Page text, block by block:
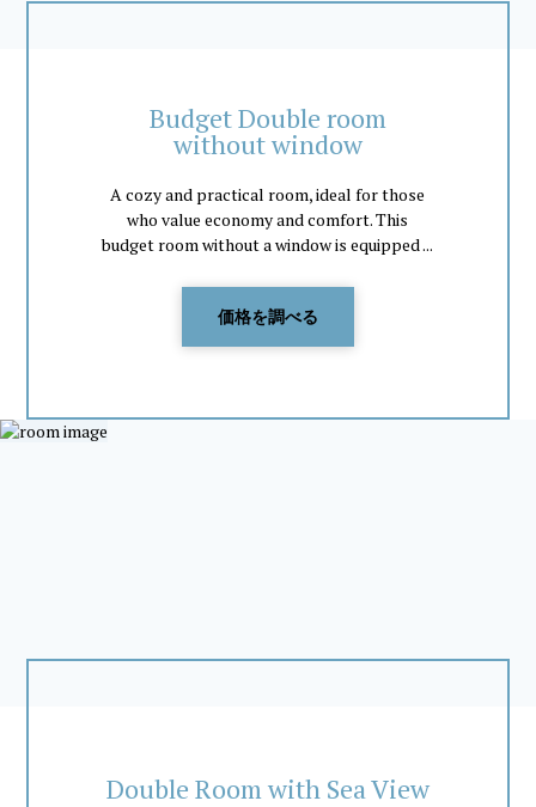
Budget Double room
without window
A cozy and practical room, ideal for those
who value economy and comfort. This
budget room without a window is equipped ...
価格を調べる
Double Room with Sea View